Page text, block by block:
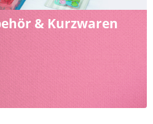
& Kurzwaren